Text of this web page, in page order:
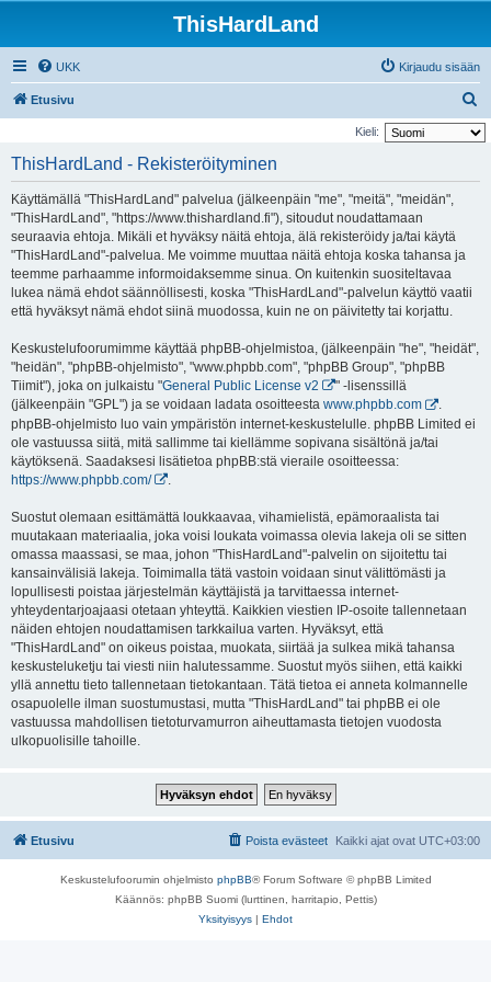
ThisHardLand
UKK Kirjaudu sisään
Etusivu
t
Kieli:
ThisHardLand - Rekisteröityminen
Käyttämällä "ThisHardLand" palvelua (jälkeenpäin "me", "meitä", "meidän",
"ThisHardLand", "https://www.thishardland.fi"), sitoudut noudattamaan
seuraavia ehtoja. Mikäli et hyväksy näitä ehtoja, älä rekisteröidy ja/tai käytä
"ThisHardLand"-palvelua. Me voimme muuttaa näitä ehtoja koska tahansa ja
teemme parhaamme informoidaksemme sinua. On kuitenkin suositeltavaa
lukea nämä ehdot säännöllisesti, koska "ThisHardLand"-palvelun käyttö vaatii
että hyväksyt nämä ehdot siinä muodossa, kuin ne on päivitetty tai korjattu.
Keskustelufoorumimme käyttää phpBB-ohjelmistoa, (jälkeenpäin "he", "heidät",
"heidän", "phpBB-ohjelmisto", "www.phpbb.com", "phpBB Group", "phpBB
Tiimit"), joka on julkaistu "General Public License v2
" -lisenssillä
(jälkeenpäin "GPL") ja se voidaan ladata osoitteesta www.phpbb.com
.
phpBB-ohjelmisto luo vain ympäristön internet-keskustelulle. phpBB Limited ei
ole vastuussa siitä, mitä sallimme tai kiellämme sopivana sisältönä ja/tai
käytöksenä. Saadaksesi lisätietoa phpBB:stä vieraile osoitteessa:
https://www.phpbb.com/
Suostut olemaan esittämättä loukkaavaa, vihamielistä, epämoraalista tai
muutakaan materiaalia, joka voisi loukata voimassa olevia lakeja oli se sitten
omassa maassasi, se maa, johon "ThisHardLand"-palvelin on sijoitettu tai
kansainvälisiä lakeja. Toimimalla tätä vastoin voidaan sinut välittömästi ja
lopullisesti poistaa järjestelmän käyttäjistä ja tarvittaessa internet-
yhteydentarjoajaasi otetaan yhteyttä. Kaikkien viestien IP-osoite tallennetaan
näiden ehtojen noudattamisen tarkkailua varten. Hyväksyt, että
"ThisHardLand" on oikeus poistaa, muokata, siirtää ja sulkea mikä tahansa
keskusteluketju tai viesti niin halutessamme. Suostut myös siihen, että kaikki
yllä annettu tieto tallennetaan tietokantaan. Tätä tietoa ei anneta kolmannelle
osapuolelle ilman suostumustasi, mutta "ThisHardLand" tai phpBB ei ole
vastuussa mahdollisen tietoturvamurron aiheuttamasta tietojen vuodosta
ulkopuolisille tahoille.
Etusivu Kaikki ajat ovat UTC+03:00
Poista evästeet
Keskustelufoorumin ohjelmisto phpBB® Forum Software © phpBB Limited
Käännös: phpBB Suomi (lurttinen, harritapio, Pettis)
Yksityisyys | Ehdot